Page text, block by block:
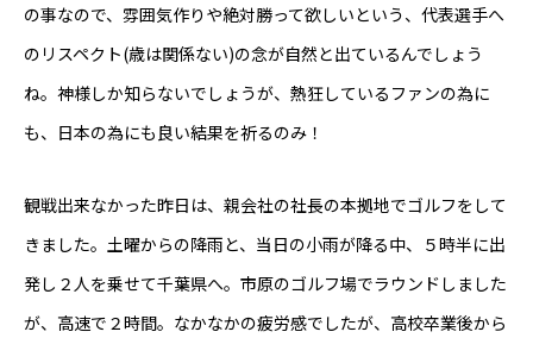
の事なので、雰囲気作りや絶対勝って欲しいという、代表選手へ
のリスペクト(歳は関係ない)の念が自然と出ているんでしょう
ね。神様しか知らないでしょうが、熱狂しているファンの為に
も、日本の為にも良い結果を祈るのみ！
観戦出来なかった昨日は、親会社の社長の本拠地でゴルフをして
きました。土曜からの降雨と、当日の小雨が降る中、５時半に出
発し２人を乗せて千葉県へ。市原のゴルフ場でラウンドしました
が、高速で２時間。なかなかの疲労感でしたが、高校卒業後から